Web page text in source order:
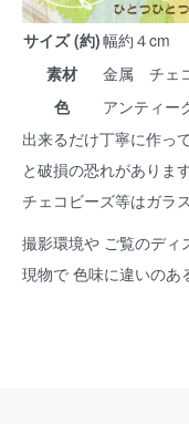
サイズ (約)幅約４cm
素材
金属 チェ
色
アンティー
出来るだけ丁寧に作っ
と破損の恐れがあります
チェコビーズ等はガラ
撮影環境や ご覧のディ
現物で 色味に違いのあ